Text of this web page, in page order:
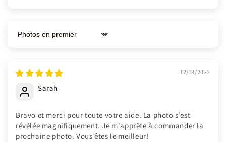
Sort by
12/18/2023
Sarah
Bravo et merci pour toute votre aide. La photo s’est
révélée magnifiquement. Je m'apprête à commander la
prochaine photo. Vous êtes le meilleur!